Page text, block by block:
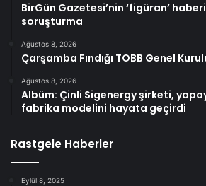
BirGün Gazetesi’nin ‘figüran’
soruşturma
Ağustos 8, 2026
Çarşamba Fındığı TOBB Genel
Ağustos 8, 2026
Albüm: Çinli Sigenergy şirketi,
fabrika modelini hayata geçirdi
Rastgele Haberler
Eylül 8, 2025